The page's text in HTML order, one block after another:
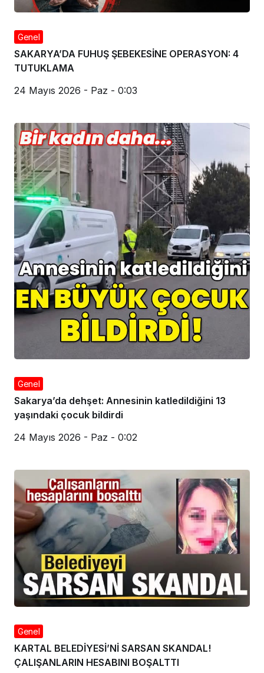
Genel
SAKARYA’DA FUHUŞ ŞEBEKESİNE OPERASYON: 4
TUTUKLAMA
24 Mayıs 2026 - Paz - 0:03
Genel
Sakarya’da dehşet: Annesinin katledildiğini 13
yaşındaki çocuk bildirdi
24 Mayıs 2026 - Paz - 0:02
Genel
KARTAL BELEDİYESİ’Nİ SARSAN SKANDAL!
ÇALIŞANLARIN HESABINI BOŞALTTI